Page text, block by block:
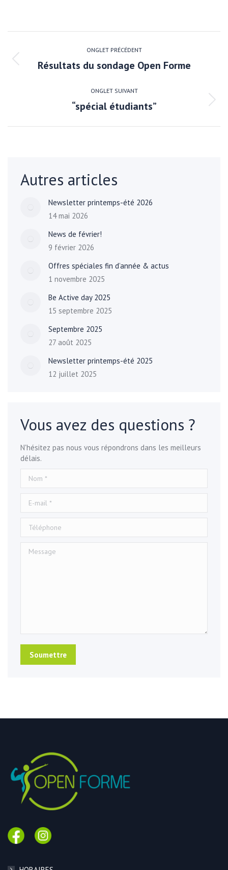
DE
COMMENTAIRE
ONGLET PRÉCÉDENT
Onglet
Résultats du sondage Open Forme
ONGLET SUIVANT
Onglet
“spécial étudiants”
Autres articles
Newsletter printemps-été 2026
14 mai 2026
News de février!
9 février 2026
Offres spéciales fin d’année & actus
1 novembre 2025
Be Active day 2025
15 septembre 2025
Septembre 2025
27 août 2025
Newsletter printemps-été 2025
12 juillet 2025
Vous avez des questions ?
N'hésitez pas nous vous répondrons dans les meilleurs
délais.
Nom *
E-mail *
Téléphone
Message
Soumettre